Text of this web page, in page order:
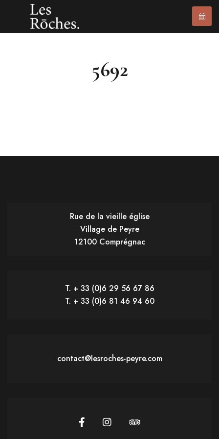
5692
Rue de la vieille église
Village de Peyre
12100 Comprégnac
T. + 33 (0)6 29 56 67 86
T. + 33 (0)6 81 46 94 60
contact@lesroches-peyre.com